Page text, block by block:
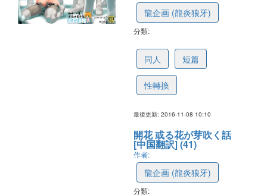
龍企画 (龍炎狼牙)
分類:
同人 短篇
性轉換
最後更新: 2016-11-08 10:10
開花 或る花が芽吹く話
[中国翻訳] (41)
作者:
龍企画 (龍炎狼牙)
分類: